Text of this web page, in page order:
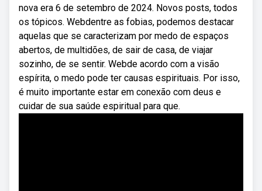
nova era 6 de setembro de 2024. Novos posts, todos
os tópicos. Webdentre as fobias, podemos destacar
aquelas que se caracterizam por medo de espaços
abertos, de multidões, de sair de casa, de viajar
sozinho, de se sentir. Webde acordo com a visão
espírita, o medo pode ter causas espirituais. Por isso,
é muito importante estar em conexão com deus e
cuidar de sua saúde espiritual para que.